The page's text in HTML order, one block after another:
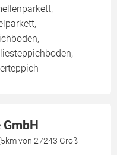
von 27243 Groß